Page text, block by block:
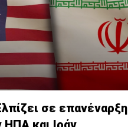
σε επανέναρξη